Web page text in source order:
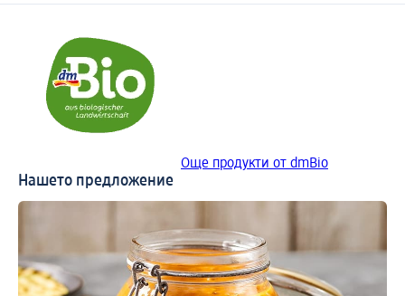
Още продукти от dmBio
Нашето предложение